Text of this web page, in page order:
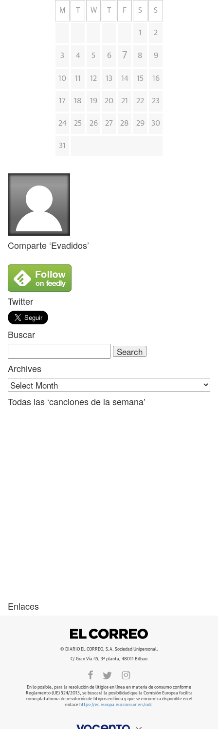
M W F S S
1 2
3 4 5 6 7 8 9
10 11 12 13 14 15 16
17 18 19 20 21 22 23
24 25 26 27 28 29 30
31
Comparte ‘Evadidos’
Twitter
Buscar
Search
for:
Archives
Todas las ‘canciones de la semana’
Enlaces
© DIARIO EL CORREO, S.A. Sociedad Unipersonal.
C/ Gran Vía 45, 3ª planta, 48011 Bilbao
En lo posible, para la resolución de litigios en línea en materia de consumo conforme
Reglamento (UE) 524/2013, se buscará la posibilidad que la Comisión Europea facilita
como plataforma de resolución de litigios en línea y que se encuentra disponible en el
enlace https://ec.europa.eu/consumers/odr.